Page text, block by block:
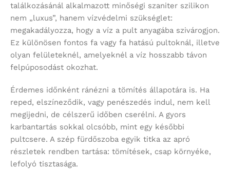
találkozásánál alkalmazott minőségi szaniter szilikon
nem „luxus”, hanem vízvédelmi szükséglet:
megakadályozza, hogy a víz a pult anyagába szivárogjon.
Ez különösen fontos fa vagy fa hatású pultoknál, illetve
olyan felületeknél, amelyeknél a víz hosszabb távon
felpúposodást okozhat.
Érdemes időnként ránézni a tömítés állapotára is. Ha
reped, elszíneződik, vagy penészedés indul, nem kell
megijedni, de célszerű időben cserélni. A gyors
karbantartás sokkal olcsóbb, mint egy későbbi
pultcsere. A szép fürdőszoba egyik titka az apró
részletek rendben tartása: tömítések, csap környéke,
lefolyó tisztasága.